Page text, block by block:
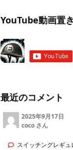
YouTube動画置
最近のコメント
2025年9月17日
coco さん
スイッチングレギ